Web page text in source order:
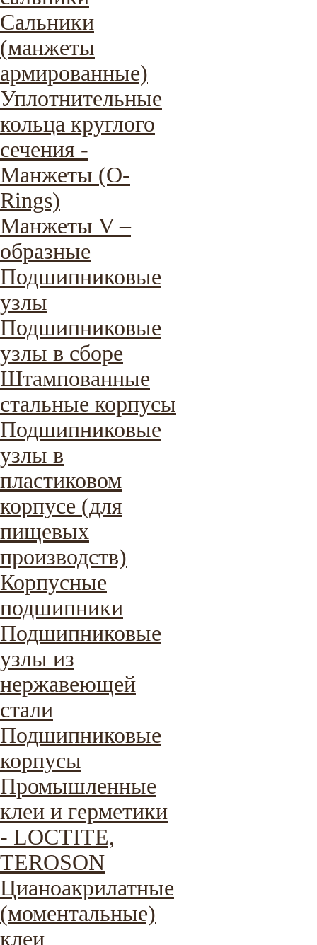
Сальники
(манжеты
армированные)
Уплотнительные
кольца круглого
сечения -
Манжеты (O-
Rings)
Манжеты V –
образные
Подшипниковые
узлы
Подшипниковые
узлы в сборе
Штампованные
стальные корпусы
Подшипниковые
узлы в
пластиковом
корпусе (для
пищевых
производств)
Корпусные
подшипники
Подшипниковые
узлы из
нержавеющей
стали
Подшипниковые
корпусы
Промышленные
клеи и герметики
- LOCTITE,
TEROSON
Цианоакрилатные
(моментальные)
клеи